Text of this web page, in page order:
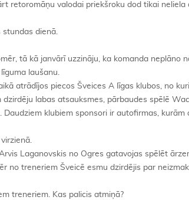
retoromāņu valodai priekšroku dod tikai neliela
stundas dienā.
tā kā janvārī uzzināju, ka komanda neplāno
laušanu.
atrādījos piecos Šveices A līgas klubos, no
labas atsauksmes, pārbaudes spēlē
klubiem sponsori ir autofirmas, kurām
Laganovskis no Ogres gatavojas spēlēt
no treneriem Šveicē esmu dzirdējis par
treneriem. Kas palicis atmiņā?